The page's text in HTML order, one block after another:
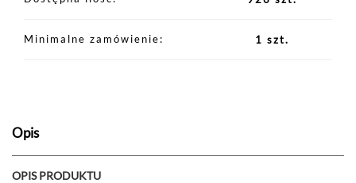
Minimalne zamówienie 1 szt.
Opis
OPIS PRODUKTU